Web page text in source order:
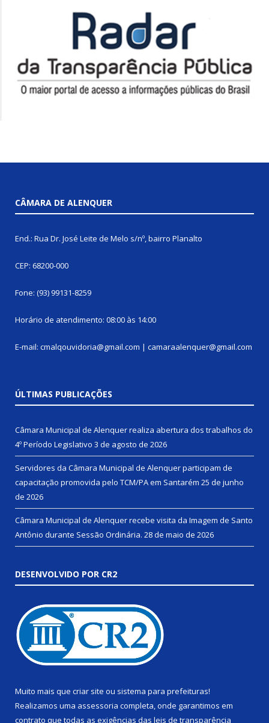
CÂMARA DE ALENQUER
End.: Rua Dr. José Leite de Melo s/nº, bairro Planalto
CEP: 68200-000
Fone: (93) 99131-8259
Horário de atendimento: 08:00 às 14:00
E-mail: cmalqouvidoria@gmail.com | camaraalenquer@gmail.com
ÚLTIMAS PUBLICAÇÕES
Câmara Municipal de Alenquer realiza abertura dos trabalhos do
4º Período Legislativo 3 de agosto de 2026
Servidores da Câmara Municipal de Alenquer participam de
capacitação promovida pelo TCM/PA em Santarém 25 de junho
de 2026
Câmara Municipal de Alenquer recebe visita da Imagem de Santo
Antônio durante Sessão Ordinária. 28 de maio de 2026
DESENVOLVIDO POR CR2
Muito mais que criar site ou sistema para prefeituras!
Realizamos uma assessoria completa, onde garantimos em
contrato que todas as exigências das leis de transparência